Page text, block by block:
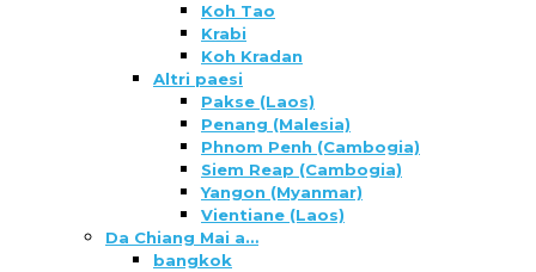
Koh Tao
Krabi
Koh Kradan
Altri paesi
Pakse (Laos)
Penang (Malesia)
Phnom Penh (Cambogia)
Siem Reap (Cambogia)
Yangon (Myanmar)
Vientiane (Laos)
Da Chiang Mai a…
bangkok